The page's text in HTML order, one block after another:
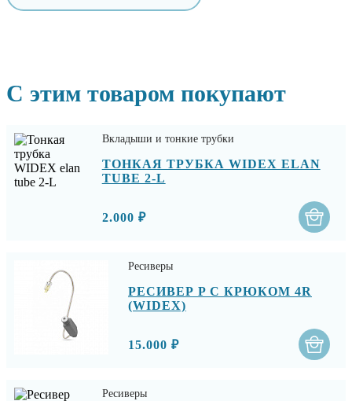
С этим товаром покупают
Вкладыши и тонкие трубки
ТОНКАЯ ТРУБКА WIDEX ELAN
TUBE 2-L
2.000 ₽
Ресиверы
РЕСИВЕР P С КРЮКОМ 4R
(WIDEX)
15.000 ₽
Ресиверы